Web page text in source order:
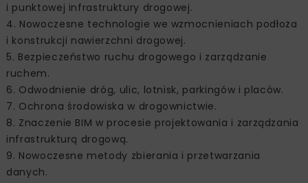
i punktowej infrastruktury drogowej.
4. Nowoczesne technologie we wzmocnieniach podłoża
i konstrukcji nawierzchni drogowej.
5. Bezpieczeństwo ruchu drogowego i zarządzanie
ruchem.
6. Odwodnienie dróg, ulic, lotnisk, parkingów i placów.
7. Ochrona środowiska w drogownictwie.
8. Znaczenie BIM w procesie projektowania i zarządzania
infrastrukturą drogową.
9. Nowoczesne metody zbierania i przetwarzania
danych.